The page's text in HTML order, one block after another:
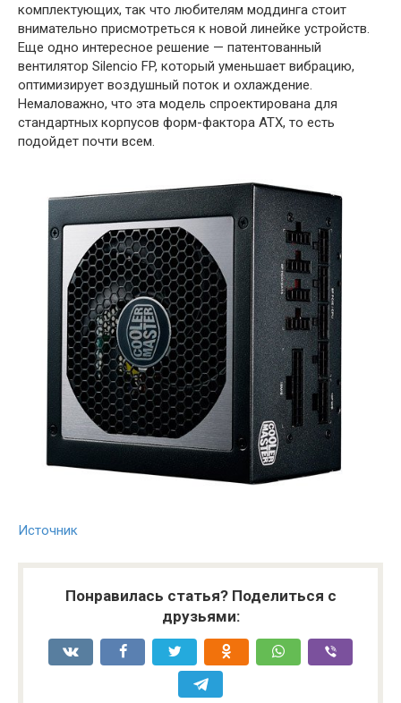
комплектующих, так что любителям моддинга стоит
внимательно присмотреться к новой линейке устройств.
Еще одно интересное решение — патентованный
вентилятор Silencio FP, который уменьшает вибрацию,
оптимизирует воздушный поток и охлаждение.
Немаловажно, что эта модель спроектирована для
стандартных корпусов форм-фактора ATX, то есть
подойдет почти всем.
Источник
Понравилась статья? Поделиться с
друзьями: